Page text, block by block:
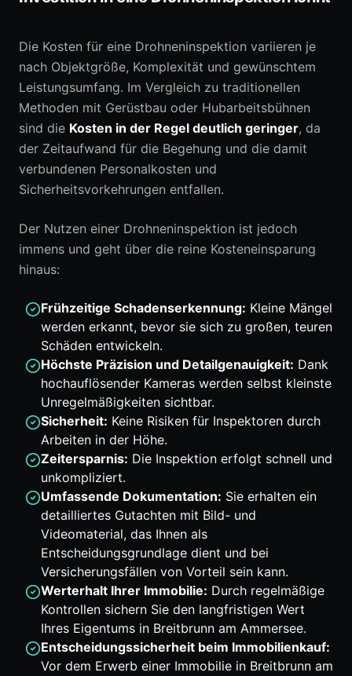
Die Kosten für eine Drohneninspektion variieren je
nach Objektgröße, Komplexität und gewünschtem
Leistungsumfang. Im Vergleich zu traditionellen
Methoden mit Gerüstbau oder Hubarbeitsbühnen
sind die Kosten in der Regel deutlich geringer, da
der Zeitaufwand für die Begehung und die damit
verbundenen Personalkosten und
Sicherheitsvorkehrungen entfallen.
Der Nutzen einer Drohneninspektion ist jedoch
immens und geht über die reine Kosteneinsparung
hinaus:
Frühzeitige Schadenserkennung: Kleine Mängel
werden erkannt, bevor sie sich zu großen, teuren
Schäden entwickeln.
Höchste Präzision und Detailgenauigkeit: Dank
hochauflösender Kameras werden selbst kleinste
Unregelmäßigkeiten sichtbar.
Sicherheit: Keine Risiken für Inspektoren durch
Arbeiten in der Höhe.
Zeitersparnis: Die Inspektion erfolgt schnell und
unkompliziert.
Umfassende Dokumentation: Sie erhalten ein
detailliertes Gutachten mit Bild- und
Videomaterial, das Ihnen als
Entscheidungsgrundlage dient und bei
Versicherungsfällen von Vorteil sein kann.
Werterhalt Ihrer Immobilie: Durch regelmäßige
Kontrollen sichern Sie den langfristigen Wert
Ihres Eigentums in Breitbrunn am Ammersee.
Entscheidungssicherheit beim Immobilienkauf:
Vor dem Erwerb einer Immobilie in Breitbrunn am